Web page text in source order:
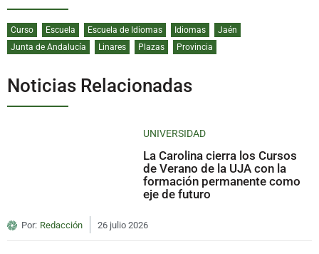
Curso Escuela Escuela de Idiomas Idiomas
Jaén
Junta de Andalucía
Linares Plazas Provincia
Noticias Relacionadas
UNIVERSIDAD
La Carolina cierra los Cursos
de Verano de la UJA con la
formación permanente como
eje de futuro
Por: Redacción 26 julio 2026